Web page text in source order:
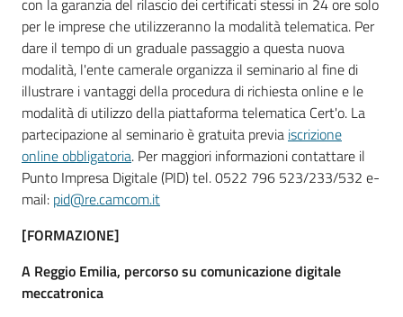
con la garanzia del rilascio dei certificati stessi in 24 ore solo
per le imprese che utilizzeranno la modalità telematica. Per
dare il tempo di un graduale passaggio a questa nuova
modalità, l'ente camerale organizza il seminario al fine di
illustrare i vantaggi della procedura di richiesta online e le
modalità di utilizzo della piattaforma telematica Cert'o. La
partecipazione al seminario è gratuita previa iscrizione
online obbligatoria. Per maggiori informazioni contattare il
Punto Impresa Digitale (PID) tel. 0522 796 523/233/532 e-
mail: pid@re.camcom.it
[FORMAZIONE]
A Reggio Emilia, percorso su comunicazione digitale
meccatronica